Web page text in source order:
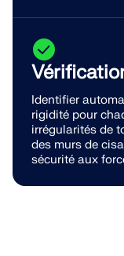
Identifier
rigidité pour
irrégularités de
des murs de
sécurité aux